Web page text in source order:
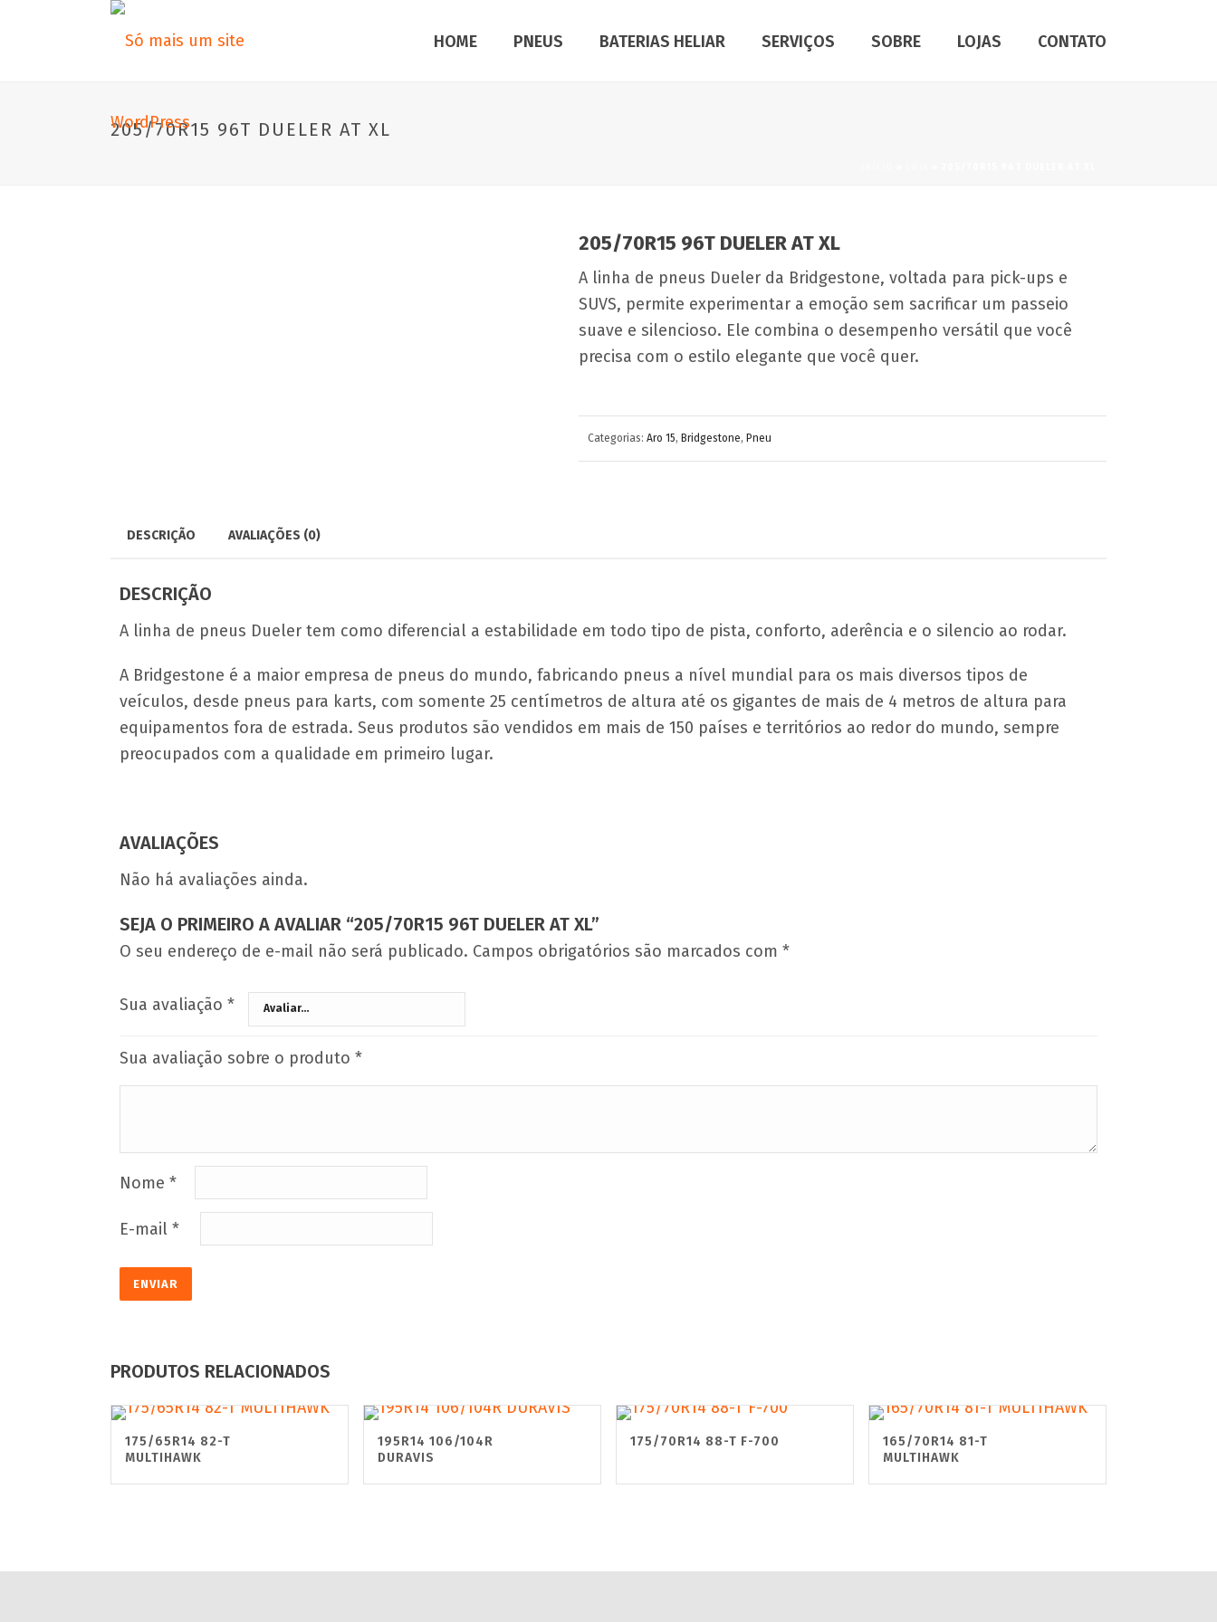
HOME PNEUS BATERIAS HELIAR SERVIÇOS SOBRE LOJAS CONTATO
205/70R15 96T DUELER AT XL
205/70R15 96T DUELER AT XL
A linha de pneus Dueler da Bridgestone, voltada para pick-ups e
SUVS, permite experimentar a emoção sem sacrificar um passeio
suave e silencioso. Ele combina o desempenho versátil que você
precisa com o estilo elegante que você quer.
Categorias: Aro 15, Bridgestone, Pneu
DESCRIÇÃO AVALIAÇÕES (0)
DESCRIÇÃO
A linha de pneus Dueler tem como diferencial a estabilidade em todo tipo de pista, conforto, aderência e o silencio ao rodar.
A Bridgestone é a maior empresa de pneus do mundo, fabricando pneus a nível mundial para os mais diversos tipos de
veículos, desde pneus para karts, com somente 25 centímetros de altura até os gigantes de mais de 4 metros de altura para
equipamentos fora de estrada. Seus produtos são vendidos em mais de 150 países e territórios ao redor do mundo, sempre
preocupados com a qualidade em primeiro lugar.
AVALIAÇÕES
Não há avaliações ainda.
SEJA O PRIMEIRO A AVALIAR “205/70R15 96T DUELER AT XL”
O seu endereço de e-mail não será publicado. Campos obrigatórios são marcados com *
Sua avaliação *
Sua avaliação sobre o produto *
Nome *
E-mail *
PRODUTOS RELACIONADOS
175/65R14 82-T
MULTIHAWK
195R14 106/104R
DURAVIS
175/70R14 88-T F-700
165/70R14 81-T
MULTIHAWK